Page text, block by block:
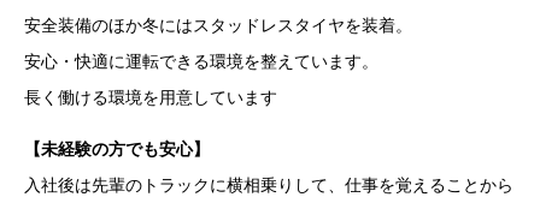
安全装備のほか冬にはスタッドレスタイヤを装着。
安心・快適に運転できる環境を整えています。
長く働ける環境を用意しています
【未経験の方でも安心】
入社後は先輩のトラックに横相乗りして、仕事を覚えることから